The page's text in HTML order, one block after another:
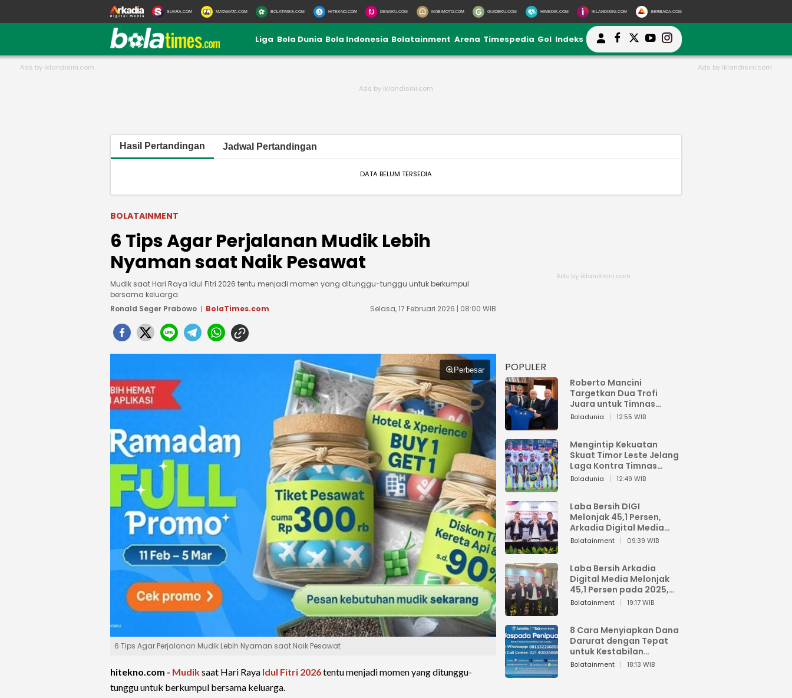
SUARA.COM MATAMATA.COM BOLATIMES.COM HITEKNO.COM DEWIKU.COM MOBIMOTO.COM GUIDEKU.COM HIMEDIK.COM IKLANDISINI.COM SERBADA.COM
Liga Bola Dunia Bola Indonesia Bolatainment Arena Timespedia Gol Indeks
Hasil Pertandingan Jadwal Pertandingan
DATA BELUM TERSEDIA
BOLATAINMENT
6 Tips Agar Perjalanan Mudik Lebih
Nyaman saat Naik Pesawat
Mudik saat Hari Raya Idul Fitri 2026 tentu menjadi momen yang ditunggu-tunggu untuk berkumpul
bersama keluarga.
Ronald Seger Prabowo
BolaTimes.com Selasa, 17 Februari 2026 | 08:00 WIB
Perbesar
6 Tips Agar Perjalanan Mudik Lebih Nyaman saat Naik Pesawat
hitekno.com - Mudiksaat Hari Raya Idul Fitri 2026tentu menjadi momen yang ditunggu-
tunggu untuk berkumpul bersama keluarga.
POPULER
Roberto Mancini
Targetkan Dua Trofi
Juara untuk Timnas
Italia
Boladunia 12:55 WIB
Mengintip Kekuatan
Skuat Timor Leste Jelang
Laga Kontra Timnas
Indonesia di Piala AFF
Boladunia 12:49 WIB
Laba Bersih DIGI
Melonjak 45,1 Persen,
Arkadia Digital Media
Perkuat Bisnis AI dan
Bolatainment 09:39 WIB
Laba Bersih Arkadia
Digital Media Melonjak
45,1 Persen pada 2025,
Sentuh Rp1,76 Miliar
Bolatainment 19:17 WIB
8 Cara Menyiapkan Dana
Darurat dengan Tepat
untuk Kestabilan
Keuangan
Bolatainment 18:13 WIB